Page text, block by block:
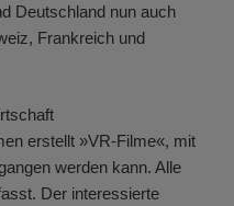
Deutschland nun auch
Frankreich und
erstellt »VR-Filme«, mit
werden kann. Alle
Der interessierte